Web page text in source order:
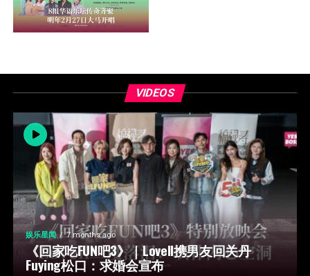
VIDEOS
娱乐星闻 7 months ago
《回家吃FUN吧3》｜Lovell携男友回关丹
Fuying松口：求婚会宣布